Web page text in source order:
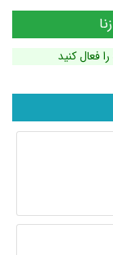
فعال کنید